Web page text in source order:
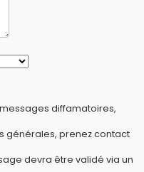
diffamatoires,
générales, prenez contact
devra être validé via un